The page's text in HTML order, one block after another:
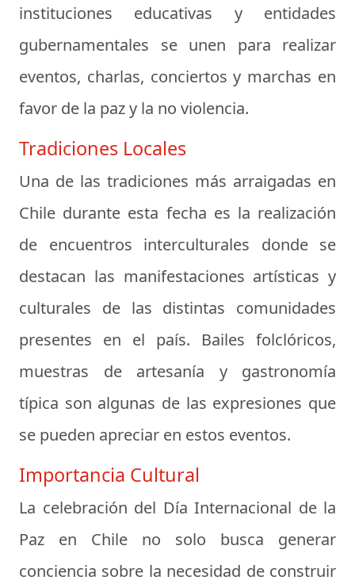
instituciones educativas y entidades
gubernamentales se unen para realizar
eventos, charlas, conciertos y marchas en
favor de la paz y la no violencia.
Tradiciones Locales
Una de las tradiciones más arraigadas en
Chile durante esta fecha es la realización
de encuentros interculturales donde se
destacan las manifestaciones artísticas y
culturales de las distintas comunidades
presentes en el país. Bailes folclóricos,
muestras de artesanía y gastronomía
típica son algunas de las expresiones que
se pueden apreciar en estos eventos.
Importancia Cultural
La celebración del Día Internacional de la
Paz en Chile no solo busca generar
conciencia sobre la necesidad de construir